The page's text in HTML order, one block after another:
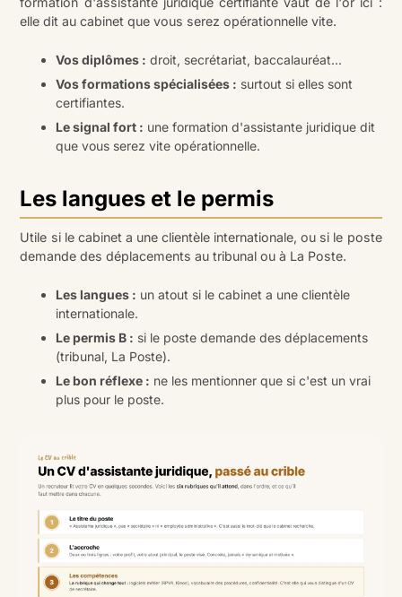
elle dit au cabinet que vous serez opérationnelle vite.
Vos diplômes : droit, secrétariat, baccalauréat...
Vos formations spécialisées : surtout si elles sont
certifiantes.
Le signal fort : une formation d'assistante juridique dit
que vous serez vite opérationnelle.
Les langues et le permis
Utile si le cabinet a une clientèle internationale, ou si le poste
demande des déplacements au tribunal ou à La Poste.
Les langues : un atout si le cabinet a une clientèle
internationale.
Le permis B : si le poste demande des déplacements
(tribunal, La Poste).
Le bon réflexe : ne les mentionner que si c'est un vrai
plus pour le poste.